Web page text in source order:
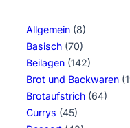
Allgemein (8)
Basisch (70)
Beilagen (142)
Brot und Backwaren
Brotaufstrich (64)
Currys (45)